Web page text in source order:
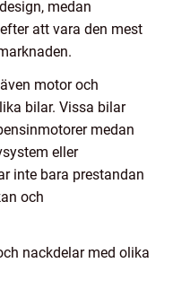
medan
att vara den mest
motor och
bilar. Vissa bilar
medan
eller
inte bara prestandan
och
nackdelar med olika